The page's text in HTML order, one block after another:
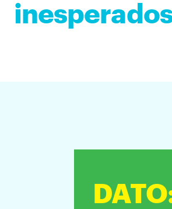
DATO